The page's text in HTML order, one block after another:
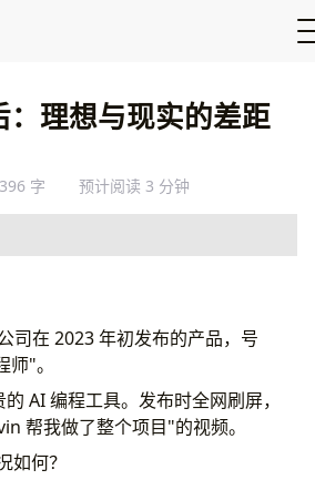
理想与现实的差距
字 预计阅读 3 分钟
司在 2023 年初发布的产品，号
"。
AI 编程工具。发布时全网刷屏，
帮我做了整个项目"的视频。
如何？